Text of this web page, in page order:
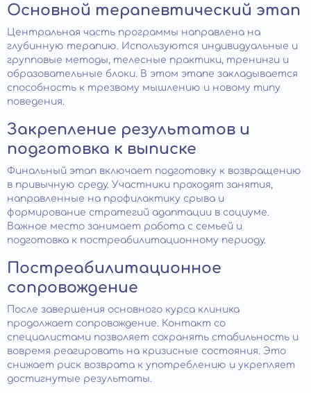
Основной терапевтический этап
Центральная часть программы направлена на
глубинную терапию. Используются индивидуальные и
групповые методы, телесные практики, тренинги и
образовательные блоки. В этом этапе закладывается
способность к трезвому мышлению и новому типу
поведения.
Закрепление результатов и
подготовка к выписке
Финальный этап включает подготовку к возвращению
в привычную среду. Участники проходят занятия,
направленные на профилактику срыва и
формирование стратегий адаптации в социуме.
Важное место занимает работа с семьей и
подготовка к постреабилитационному периоду.
Постреабилитационное
сопровождение
После завершения основного курса клиника
продолжает сопровождение. Контакт со
специалистами позволяет сохранять стабильность и
вовремя реагировать на кризисные состояния. Это
снижает риск возврата к употреблению и укрепляет
достигнутые результаты.